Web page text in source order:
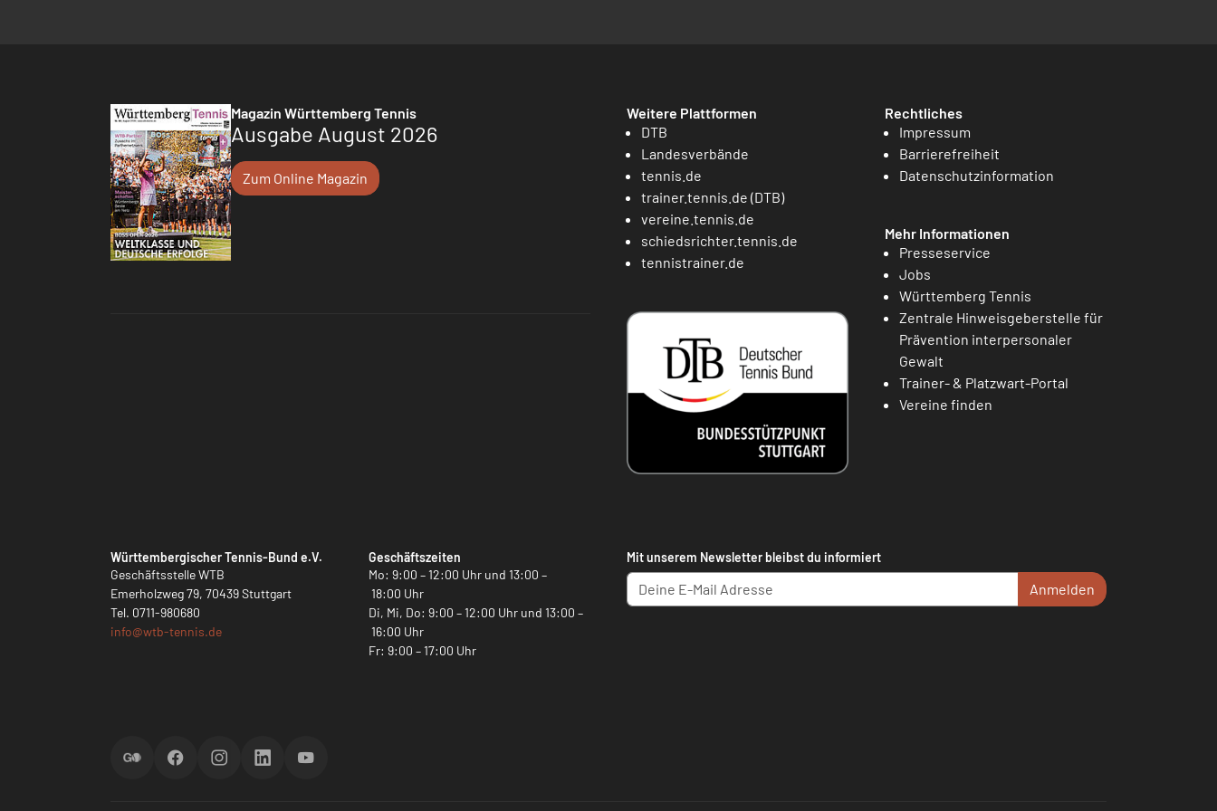
Magazin Württemberg Tennis
Ausgabe August 2026
Zum Online Magazin
Weitere Plattformen
DTB
Landesverbände
tennis.de
trainer.tennis.de (DTB)
vereine.tennis.de
schiedsrichter.tennis.de
tennistrainer.de
Rechtliches
Impressum
Barrierefreiheit
Datenschutzinformation
Mehr Informationen
Presseservice
Jobs
Württemberg Tennis
Zentrale Hinweisgeberstelle für
Prävention interpersonaler
Gewalt
Trainer- & Platzwart-Portal
Vereine finden
Württembergischer Tennis-Bund e.V.
Geschäftsstelle WTB
Emerholzweg 79, 70439 Stuttgart
Tel. 0711-980680
info@wtb-tennis.de
Geschäftszeiten
Mo: 9:00 – 12:00 Uhr und 13:00 –
18:00 Uhr
Di, Mi, Do: 9:00 – 12:00 Uhr und 13:00 –
16:00 Uhr
Fr: 9:00 – 17:00 Uhr
Mit unserem Newsletter bleibst du informiert
Anmelden
ScoreGOFacebookInstagramLinkedInYouTube